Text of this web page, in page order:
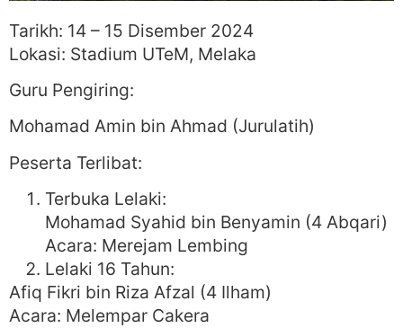
Tarikh: 14 – 15 Disember 2024
Lokasi: Stadium UTeM, Melaka
Guru Pengiring:
Mohamad Amin bin Ahmad (Jurulatih)
Peserta Terlibat:
Terbuka Lelaki:
Mohamad Syahid bin Benyamin (4 Abqari)
Acara: Merejam Lembing
Lelaki 16 Tahun:
Afiq Fikri bin Riza Afzal (4 Ilham)
Acara: Melempar Cakera